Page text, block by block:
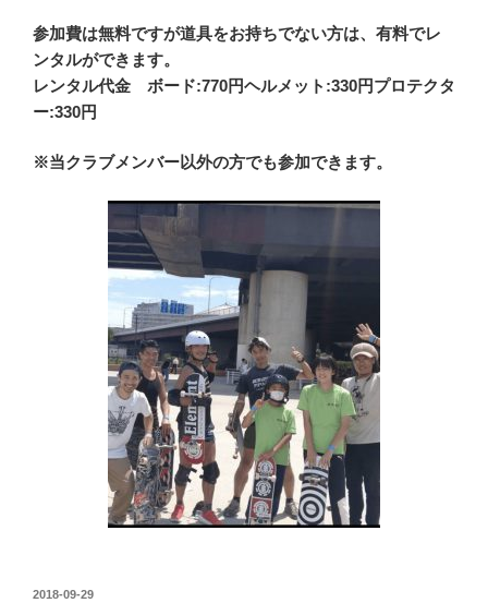
参加費は無料ですが道具をお持ちでない方は、有料でレ
ンタルができます。
レンタル代金 ボード:770円ヘルメット:330円プロテクタ
ー:330円
※当クラブメンバー以外の方でも参加できます。
投
2018-09-29